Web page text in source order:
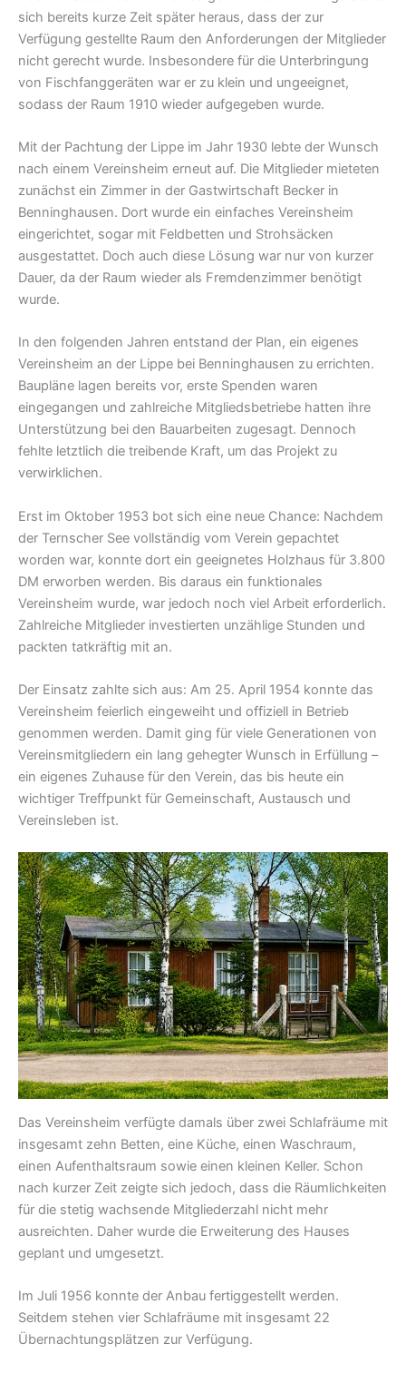
sich bereits kurze Zeit später heraus, dass der zur
Verfügung gestellte Raum den Anforderungen der Mitglieder
nicht gerecht wurde. Insbesondere für die Unterbringung
von Fischfanggeräten war er zu klein und ungeeignet,
sodass der Raum 1910 wieder aufgegeben wurde.
Mit der Pachtung der Lippe im Jahr 1930 lebte der Wunsch
nach einem Vereinsheim erneut auf. Die Mitglieder mieteten
zunächst ein Zimmer in der Gastwirtschaft Becker in
Benninghausen. Dort wurde ein einfaches Vereinsheim
eingerichtet, sogar mit Feldbetten und Strohsäcken
ausgestattet. Doch auch diese Lösung war nur von kurzer
Dauer, da der Raum wieder als Fremdenzimmer benötigt
wurde.
In den folgenden Jahren entstand der Plan, ein eigenes
Vereinsheim an der Lippe bei Benninghausen zu errichten.
Baupläne lagen bereits vor, erste Spenden waren
eingegangen und zahlreiche Mitgliedsbetriebe hatten ihre
Unterstützung bei den Bauarbeiten zugesagt. Dennoch
fehlte letztlich die treibende Kraft, um das Projekt zu
verwirklichen.
Erst im Oktober 1953 bot sich eine neue Chance: Nachdem
der Ternscher See vollständig vom Verein gepachtet
worden war, konnte dort ein geeignetes Holzhaus für 3.800
DM erworben werden. Bis daraus ein funktionales
Vereinsheim wurde, war jedoch noch viel Arbeit erforderlich.
Zahlreiche Mitglieder investierten unzählige Stunden und
packten tatkräftig mit an.
Der Einsatz zahlte sich aus: Am 25. April 1954 konnte das
Vereinsheim feierlich eingeweiht und offiziell in Betrieb
genommen werden. Damit ging für viele Generationen von
Vereinsmitgliedern ein lang gehegter Wunsch in Erfüllung –
ein eigenes Zuhause für den Verein, das bis heute ein
wichtiger Treffpunkt für Gemeinschaft, Austausch und
Vereinsleben ist.
Das Vereinsheim verfügte damals über zwei Schlafräume mit
insgesamt zehn Betten, eine Küche, einen Waschraum,
einen Aufenthaltsraum sowie einen kleinen Keller. Schon
nach kurzer Zeit zeigte sich jedoch, dass die Räumlichkeiten
für die stetig wachsende Mitgliederzahl nicht mehr
ausreichten. Daher wurde die Erweiterung des Hauses
geplant und umgesetzt.
Im Juli 1956 konnte der Anbau fertiggestellt werden.
Seitdem stehen vier Schlafräume mit insgesamt 22
Übernachtungsplätzen zur Verfügung.